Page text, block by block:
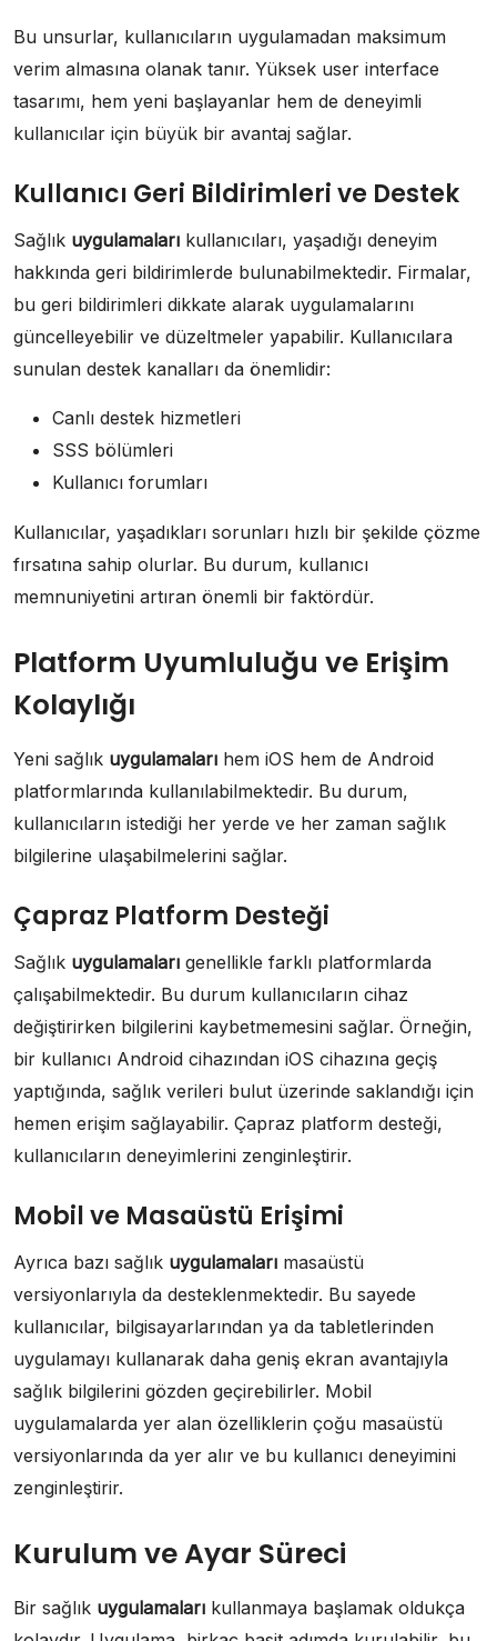
Bu unsurlar, kullanıcıların uygulamadan maksimum
verim almasına olanak tanır. Yüksek user interface
tasarımı, hem yeni başlayanlar hem de deneyimli
kullanıcılar için büyük bir avantaj sağlar.
Kullanıcı Geri Bildirimleri ve Destek
Sağlık uygulamaları kullanıcıları, yaşadığı deneyim
hakkında geri bildirimlerde bulunabilmektedir. Firmalar,
bu geri bildirimleri dikkate alarak uygulamalarını
güncelleyebilir ve düzeltmeler yapabilir. Kullanıcılara
sunulan destek kanalları da önemlidir:
Canlı destek hizmetleri
SSS bölümleri
Kullanıcı forumları
Kullanıcılar, yaşadıkları sorunları hızlı bir şekilde çözme
fırsatına sahip olurlar. Bu durum, kullanıcı
memnuniyetini artıran önemli bir faktördür.
Platform Uyumluluğu ve Erişim
Kolaylığı
Yeni sağlık uygulamaları hem iOS hem de Android
platformlarında kullanılabilmektedir. Bu durum,
kullanıcıların istediği her yerde ve her zaman sağlık
bilgilerine ulaşabilmelerini sağlar.
Çapraz Platform Desteği
Sağlık uygulamaları genellikle farklı platformlarda
çalışabilmektedir. Bu durum kullanıcıların cihaz
değiştirirken bilgilerini kaybetmemesini sağlar. Örneğin,
bir kullanıcı Android cihazından iOS cihazına geçiş
yaptığında, sağlık verileri bulut üzerinde saklandığı için
hemen erişim sağlayabilir. Çapraz platform desteği,
kullanıcıların deneyimlerini zenginleştirir.
Mobil ve Masaüstü Erişimi
Ayrıca bazı sağlık uygulamaları masaüstü
versiyonlarıyla da desteklenmektedir. Bu sayede
kullanıcılar, bilgisayarlarından ya da tabletlerinden
uygulamayı kullanarak daha geniş ekran avantajıyla
sağlık bilgilerini gözden geçirebilirler. Mobil
uygulamalarda yer alan özelliklerin çoğu masaüstü
versiyonlarında da yer alır ve bu kullanıcı deneyimini
zenginleştirir.
Kurulum ve Ayar Süreci
Bir sağlık uygulamaları kullanmaya başlamak oldukça